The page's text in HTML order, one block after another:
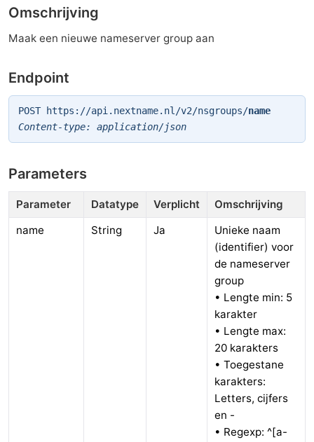
Omschrijving
Maak een nieuwe nameserver group aan
Endpoint
POST https://api.nextname.nl/v2/nsgroups/name
Content-type: application/json
Parameters
Parameter Datatype Verplicht
Omschrijving
name
String Ja
Unieke naam
(identifier) voor
de nameserver
group
• Lengte min: 5
karakter
• Lengte max:
20 karakters
• Toegestane
karakters:
Letters, cijfers
en -
• Regexp: ^[a-